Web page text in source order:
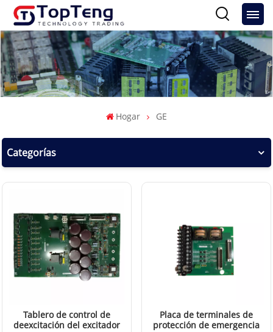
Hogar GE
Categorías
Tablero de control de
deexcitación del excitador
Placa de terminales de
protección de emergencia